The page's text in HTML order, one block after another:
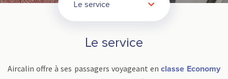
Le service
Le service
Aircalin offre à ses passagers voyageant en classe Economy